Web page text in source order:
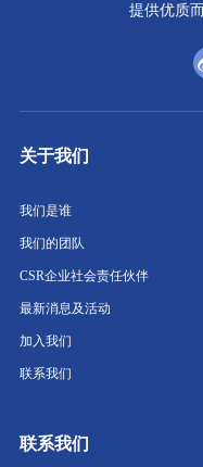
提供优质
关于我们
我们是谁
我们的团队
CSR企业社会责任伙伴
最新消息及活动
加入我们
联系我们
联系我们